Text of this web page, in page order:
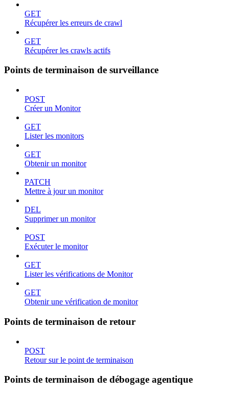
GET
Récupérer les erreurs de crawl
GET
Récupérer les crawls actifs
Points de terminaison de surveillance
POST
Créer un Monitor
GET
Lister les monitors
GET
Obtenir un monitor
PATCH
Mettre à jour un monitor
DEL
Supprimer un monitor
POST
Exécuter le monitor
GET
Lister les vérifications de Monitor
GET
Obtenir une vérification de monitor
Points de terminaison de retour
POST
Retour sur le point de terminaison
Points de terminaison de débogage agentique